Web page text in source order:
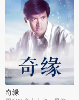
奇缘